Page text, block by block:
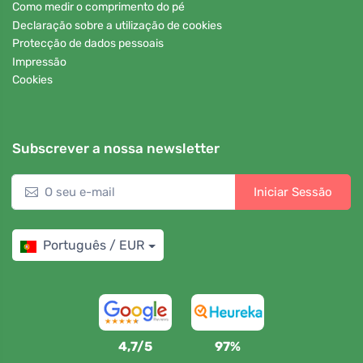
Como medir o comprimento do pé
Declaração sobre a utilização de cookies
Protecção de dados pessoais
Impressão
Cookies
Subscrever a nossa newsletter
Iniciar Sessão
Português / EUR
4,7/5 97%